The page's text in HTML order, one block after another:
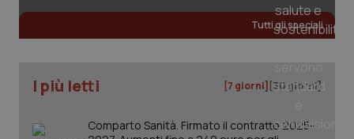
Tutti gli speciali
I più letti [7 giorni] [30 giorni]
Comparto Sanità. Firmato il contratto 2025-